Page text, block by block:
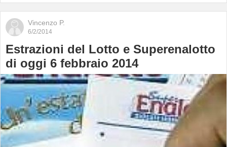
Vincenzo P.
6/2/2014
Estrazioni del Lotto e Superenalotto
di oggi 6 febbraio 2014